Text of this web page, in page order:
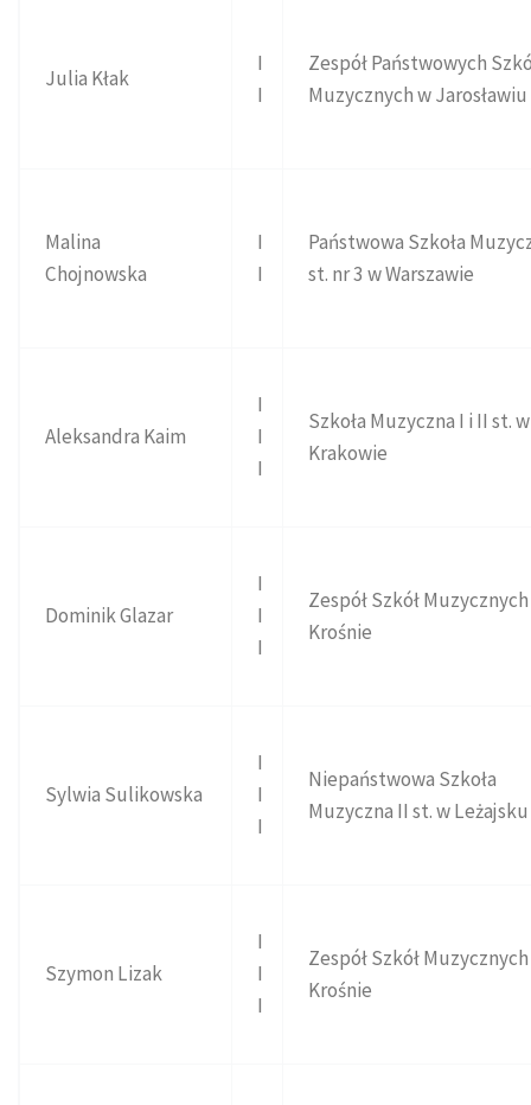
Julia Kłak
I
I
Zespół Państwowych
Muzycznych w Jarosławiu
Malina
Chojnowska
I
I
Państwowa Szkoła
st. nr 3 w Warszawie
Aleksandra Kaim
I
I
I
Szkoła Muzyczna I i II st. w
Krakowie
Dominik Glazar
I
I
I
Zespół Szkół
Krośnie
Sylwia Sulikowska
I
I
I
Niepaństwowa Szkoła
Muzyczna II st. w Leżajsku
Szymon Lizak
I
I
I
Zespół Szkół
Krośnie